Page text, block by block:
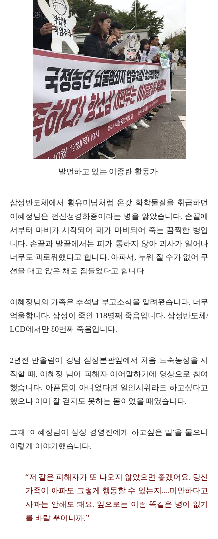
발언하고 있는 이종란 활동가
삼성반도체에서 황유미님처럼 온갖 화학물질을 취급하던
이혜정님은 전신성경화증이라는 병을 앓았습니다. 손끝에
서부터 마비가 시작되어 폐가 마비되어 죽는 끔찍한 병입
니다. 손끝과 발끝에서는 피가 통하지 않아 괴사가 일어나
너무도 괴로워했다고 합니다. 아파서 , 누워 잘 수가 없어 쿠
션을 대고 앉은 채로 잠들었다고 합니다.
이혜정님의 가족은 추석날 부고소식을 알려왔습니다. 너무
억울합니다. 삼성이 죽인 118명째 죽음입니다. 삼성반도체 /
LCD에서만 80번째 죽음입니다.
2년전 반올림이 강남 삼성본관앞에서 처음 노숙농성을 시
작할 때 , 이혜정 님이 피해자 이어말하기에 영상으로 참여
했습니다. 아픈몸이 아니었다면 일인시위라도 하고싶다고
했으나 이미 잘 걷지도 못하는 몸이었을 때였습니다.
그때 '이혜정님이 삼성 경영진에게 하고싶은 말'을 물으니
이렇게 이야기했습니다.
“저 같은 피해자가 또 나오지 않았으면 좋겠어요. 당신
가족이 아파도 그렇게 행동할 수 있는지 ....미안하다고
사과는 안해도 돼요. 앞으로는 이런 똑같은 병이 없기
를 바랄 뿐이니까.”